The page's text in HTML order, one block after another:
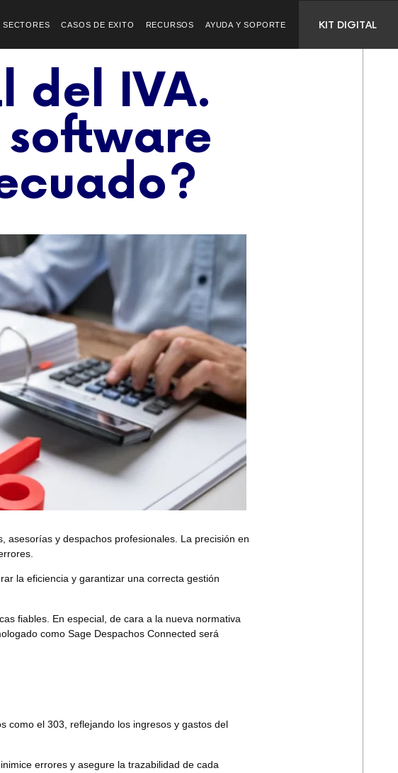
SECTORES CASOS DE EXITO RECURSOS AYUDA Y SOPORTE KIT DIGITAL
del IVA.
software
y despachos profesionales. La precisión en
la eficiencia y garantizar una correcta gestión
fiables. En especial, de cara a la nueva normativa
como Sage Despachos Connected será
como el 303, reflejando los ingresos y gastos del
errores y asegure la trazabilidad de cada